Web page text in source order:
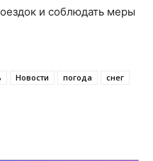
и соблюдать меры
Новости погода
снег